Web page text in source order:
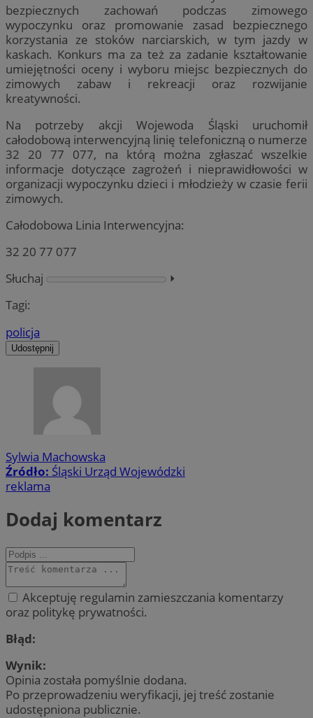
bezpiecznych zachowań podczas zimowego
wypoczynku oraz promowanie zasad bezpiecznego
korzystania ze stoków narciarskich, w tym jazdy w
kaskach. Konkurs ma za też za zadanie kształtowanie
umiejętności oceny i wyboru miejsc bezpiecznych do
zimowych zabaw i rekreacji oraz rozwijanie
kreatywności.
Na potrzeby akcji Wojewoda Śląski uruchomił
całodobową interwencyjną linię telefoniczną o numerze
32 20 77 077, na którą można zgłaszać wszelkie
informacje dotyczące zagrożeń i nieprawidłowości w
organizacji wypoczynku dzieci i młodzieży w czasie ferii
zimowych.
Całodobowa Linia Interwencyjna:
32 20 77 077
Słuchaj
⏵︎
Tagi:
policja
Udostępnij
Sylwia Machowska
Źródło: Śląski Urząd Wojewódzki
reklama
Dodaj komentarz
Akceptuję regulamin zamieszczania komentarzy
oraz politykę prywatności.
Błąd:
Wynik:
Opinia została pomyślnie dodana.
Po przeprowadzeniu weryfikacji, jej treść zostanie
udostępniona publicznie.